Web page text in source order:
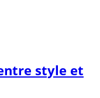
style et